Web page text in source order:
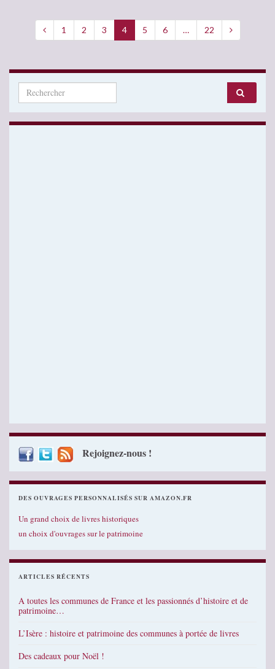
1 2 3 4 5 6 … 22
Search for:
Rejoignez-nous !
DES OUVRAGES PERSONNALISÉS SUR AMAZON.FR
Un grand choix de livres historiques
un choix d'ouvrages sur le patrimoine
ARTICLES RÉCENTS
A toutes les communes de France et les passionnés d’histoire et de
patrimoine…
L’Isère : histoire et patrimoine des communes à portée de livres
Des cadeaux pour Noël !